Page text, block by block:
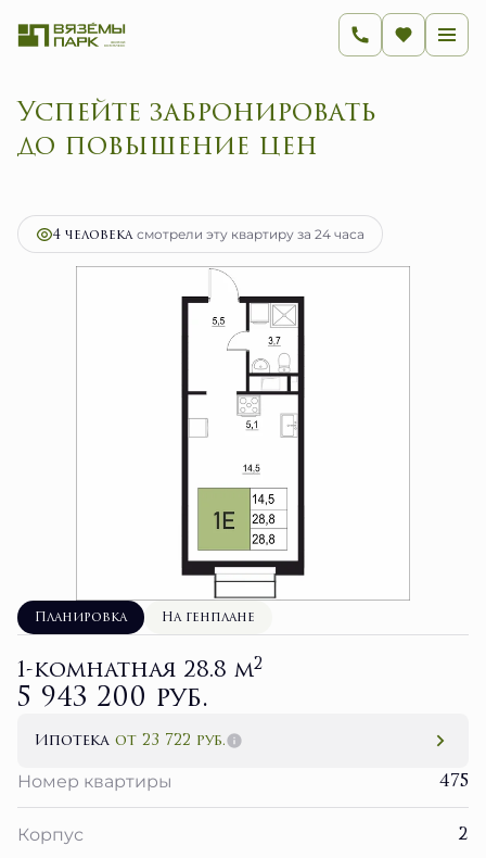
Успейте забронировать
до повышение цен
1-комнатная28.8 м2
4 человекaсмотрели эту квартиру за 24 часа
Планировка На генплане
1-комнатная 28.8 м2
5 943 200 руб.
Ипотека от 23 722 руб.
Номер квартиры
475
Корпус 2